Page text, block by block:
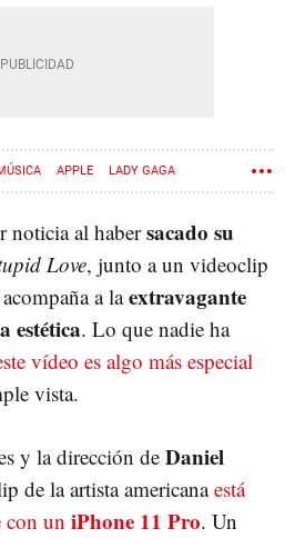
APPLE LADY GAGA
noticia al habersacado su
Love, junto a un videoclip
a laextravagante
estética. Lo que nadie ha
vídeo es algo más especial
vista.
y la dirección de Daniel
de la artista americanaestá
con un iPhone 11 Pro. Un